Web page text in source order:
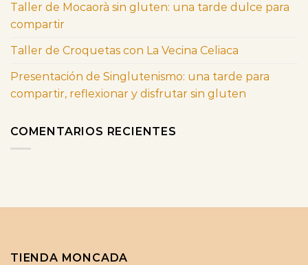
Taller de Mocaorà sin gluten: una tarde dulce para
compartir
Taller de Croquetas con La Vecina Celiaca
Presentación de Singlutenismo: una tarde para
compartir, reflexionar y disfrutar sin gluten
COMENTARIOS RECIENTES
TIENDA MONCADA